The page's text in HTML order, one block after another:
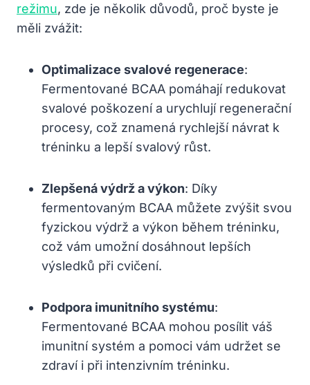
režimu, zde je několik důvodů, proč byste je
měli zvážit:
Optimalizace svalové regenerace:
Fermentované BCAA pomáhají redukovat
svalové poškození a urychlují regenerační
procesy, což znamená rychlejší návrat k
tréninku a lepší svalový růst.
Zlepšená výdrž a výkon: Díky
fermentovaným BCAA můžete zvýšit svou
fyzickou výdrž a výkon během tréninku,
což vám umožní dosáhnout lepších
výsledků při cvičení.
Podpora imunitního systému:
Fermentované BCAA mohou posílit váš
imunitní systém a pomoci vám udržet se
zdraví i při intenzivním tréninku.